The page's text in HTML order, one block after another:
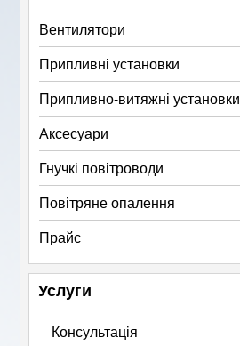
Вентилятори
Припливні установки
Припливно-витяжні установки
Аксесуари
Гнучкі повітроводи
Повітряне опалення
Прайс
Услуги
Консультація